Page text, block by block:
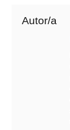
Autor/a